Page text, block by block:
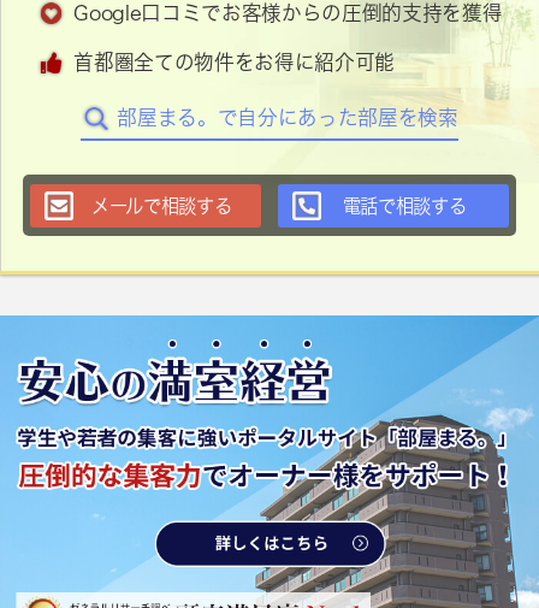
Google口コミでお客様からの圧倒的支持を獲得
首都圏全ての物件をお得に紹介可能
部屋まる。で自分にあった部屋を検索
メールで相談する 電話で相談する